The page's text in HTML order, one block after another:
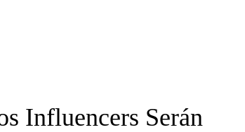
Influencers Serán